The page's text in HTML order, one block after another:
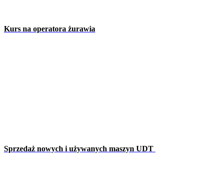
Kurs na operatora żurawia
Sprzedaż nowych i używanych maszyn UDT